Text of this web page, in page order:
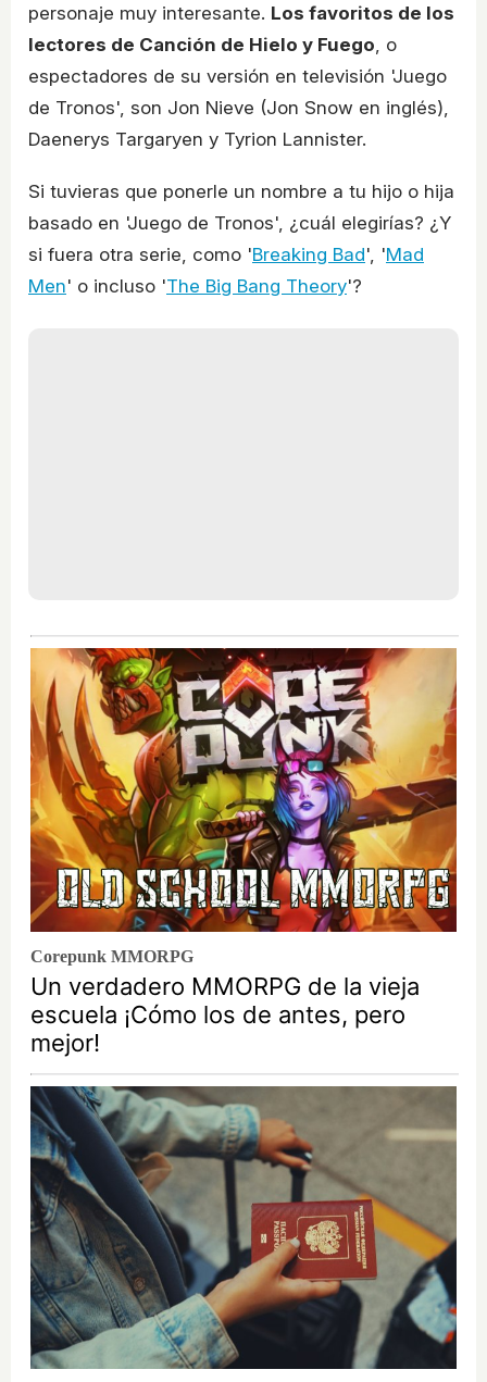
personaje muy interesante. Los favoritos de los
lectores de Canción de Hielo y Fuego , o
espectadores de su versión en televisión 'Juego
de Tronos', son Jon Nieve (Jon Snow en inglés),
Daenerys Targaryen y Tyrion Lannister.
Si tuvieras que ponerle un nombre a tu hijo o hija
basado en 'Juego de Tronos', ¿cuál elegirías? ¿Y
si fuera otra serie, como 'Breaking Bad', 'Mad
Men' o incluso 'The Big Bang Theory'?
Corepunk MMORPG
Un verdadero MMORPG de la vieja
escuela ¡Cómo los de antes, pero
mejor!